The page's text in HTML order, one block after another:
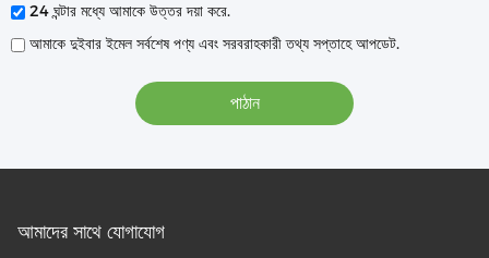
24 ঘন্টার মধ্যে আমাকে উত্তর দয়া করে.
আমাকে দুইবার ইমেল সর্বশেষ পণ্য এবং সরবরাহকারী তথ্য সপ্তাহে আপডেট.
আমাদের সাথে যোগাযোগ